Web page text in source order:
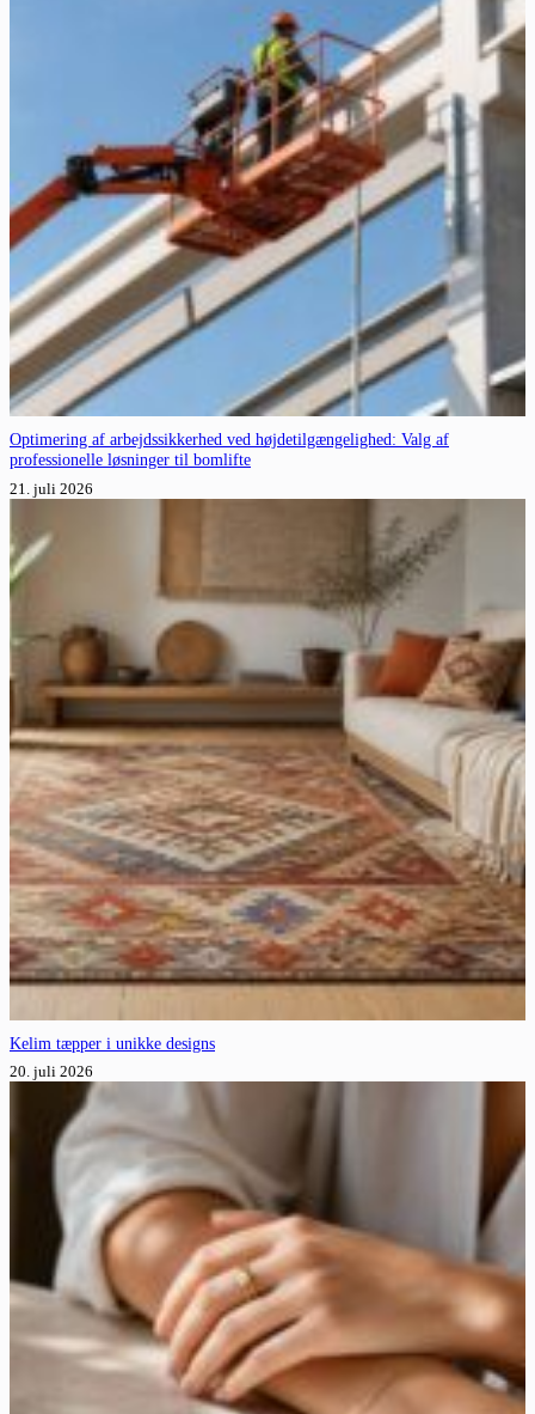
Optimering af arbejdssikkerhed ved højdetilgængelighed: Valg af
professionelle løsninger til bomlifte
21. juli 2026
Kelim tæpper i unikke designs
20. juli 2026